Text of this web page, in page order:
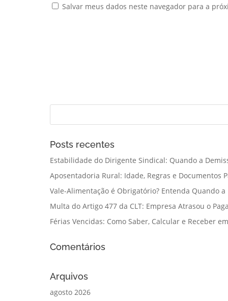
Salvar meus dados neste navegador para a
Posts recentes
Estabilidade do Dirigente Sindical: Quando a
Aposentadoria Rural: Idade, Regras e Documentos
Vale-Alimentação é Obrigatório? Entenda Quando
Multa do Artigo 477 da CLT: Empresa Atrasou o
Férias Vencidas: Como Saber, Calcular e Receber
Comentários
Arquivos
agosto 2026